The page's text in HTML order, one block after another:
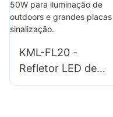
100W para
ambientes
fábricas e
armazéns
industriais.
KML-FL20 -
Refletor LED de
50W para